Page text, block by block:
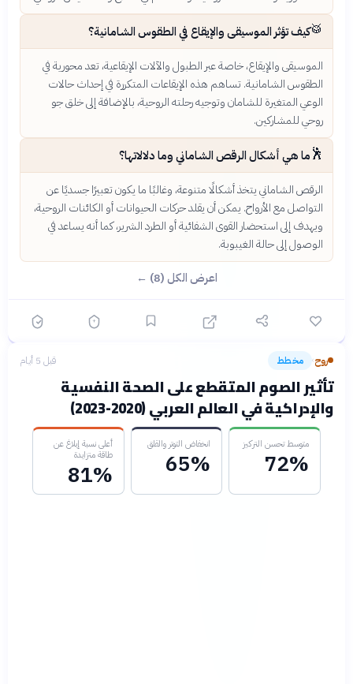
🥁كيف تؤثر الموسيقى والإيقاع في الطقوس الشامانية؟
الموسيقى والإيقاع، خاصة عبر الطبول والآلات الإيقاعية، تعد محورية في
الطقوس الشامانية. تساهم هذه الإيقاعات المتكررة في إحداث حالات
الوعي المتغيرة للشامان وتوجيه رحلته الروحية، بالإضافة إلى خلق جو
روحي للمشاركين.
🕺ما هي أشكال الرقص الشاماني وما دلالاتها؟
الرقص الشاماني يتخذ أشكالًا متنوعة، وغالبًا ما يكون تعبيرًا جسديًا عن
التواصل مع الأرواح. يمكن أن يقلد حركات الحيوانات أو الكائنات الروحية،
ويهدف إلى استحضار القوى الشفائية أو الطرد الشرير، كما أنه يساعد في
الوصول إلى حالة الغيبوبة.
اعرض الكل (8) ←
روح› مخطط قبل 5 أيام
تأثير الصوم المتقطع على الصحة النفسية
والإدراكية في العالم العربي (2020-2023)
متوسط تحسن التركيز
72%
انخفاض التوتر والقلق
65%
أعلى نسبة إبلاغ عن
طاقة متزايدة
81%